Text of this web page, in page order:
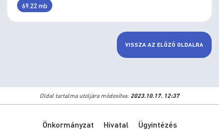
69.22 mb
VISSZA AZ ELŐZŐ OLDALRA
Oldal tartalma utoljára módosítva: 2023.10.17. 12:37
Önkormányzat Hivatal
Ügyintézés